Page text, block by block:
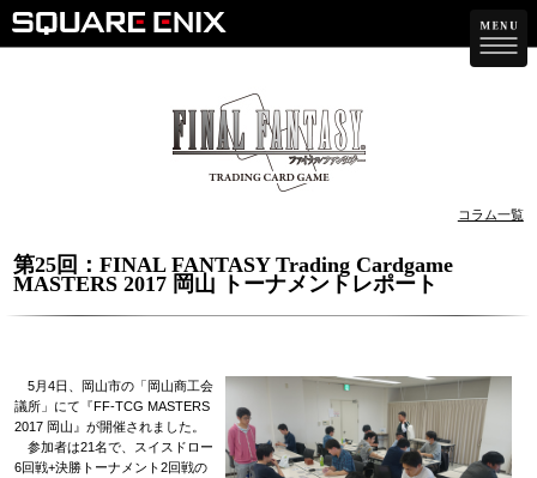
コラム一覧
第25回：FINAL FANTASY Trading Cardgame
MASTERS 2017 岡山 トーナメントレポート
5月4日、岡山市の「岡山商工会
議所」にて『FF-TCG MASTERS
2017 岡山』が開催されました。
参加者は21名で、スイスドロー
6回戦+決勝トーナメント2回戦の